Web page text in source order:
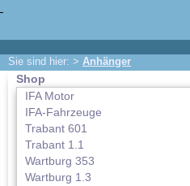
Sie sind hier: > Anhänger
Shop
IFA Motor
IFA-Fahrzeuge
Trabant 601
Trabant 1.1
Wartburg 353
Wartburg 1.3